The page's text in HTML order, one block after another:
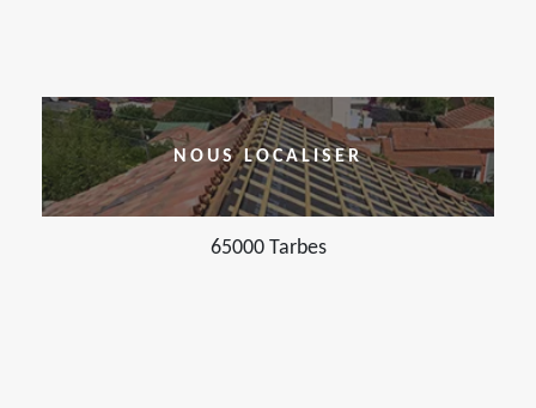
NOUS LOCALISER
65000 Tarbes